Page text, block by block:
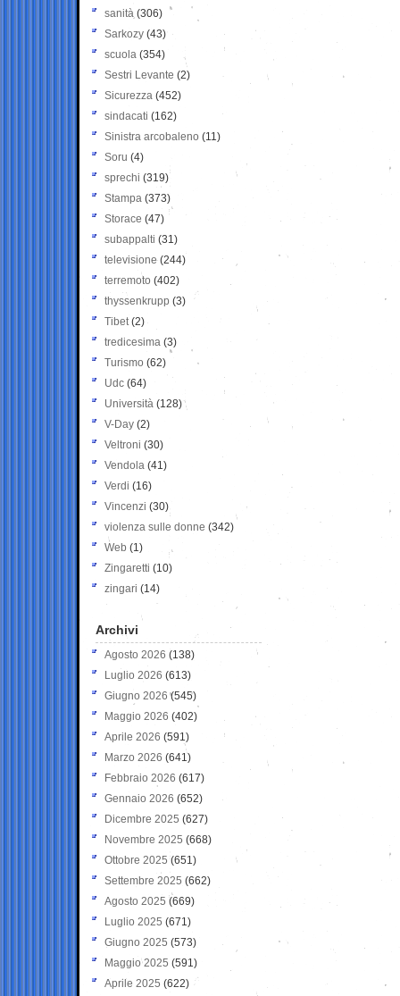
sanità (306)
Sarkozy (43)
scuola (354)
Sestri Levante (2)
Sicurezza (452)
sindacati (162)
Sinistra arcobaleno (11)
Soru (4)
sprechi (319)
Stampa (373)
Storace (47)
subappalti (31)
televisione(244)
terremoto (402)
thyssenkrupp (3)
Tibet(2)
tredicesima (3)
Turismo (62)
Udc (64)
Università (128)
V-Day (2)
Veltroni (30)
Vendola (41)
Verdi (16)
Vincenzi (30)
violenza sulle donne (342)
Web (1)
Zingaretti (10)
zingari (14)
Archivi
Agosto 2026 (138)
Luglio 2026 (613)
Giugno 2026 (545)
Maggio 2026 (402)
Aprile 2026 (591)
Marzo 2026 (641)
Febbraio 2026 (617)
Gennaio 2026 (652)
Dicembre 2025 (627)
Novembre 2025 (668)
Ottobre 2025 (651)
Settembre 2025 (662)
Agosto 2025 (669)
Luglio 2025 (671)
Giugno 2025 (573)
Maggio 2025 (591)
Aprile 2025 (622)